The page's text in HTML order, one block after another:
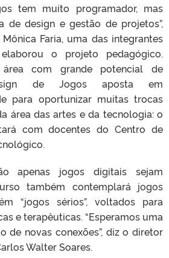
tem muito programador, mas
de design e gestão de projetos”,
Faria, uma das integrantes
o projeto pedagógico.
com grande potencial de
de Jogos aposta em
para oportunizar muitas trocas
área das artes e da tecnologia: o
com docentes do Centro de
apenas jogos digitais sejam
também contemplará jogos
“jogos sérios”, voltados para
e terapêuticas. “Esperamos uma
de novas conexões”, diz o diretor
Walter Soares.